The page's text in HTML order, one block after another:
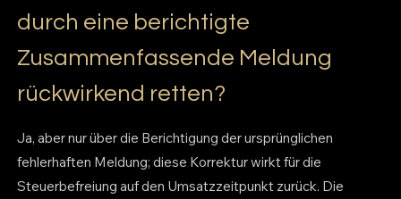
durch eine berichtigte
Zusammenfassende Meldung
rückwirkend retten?
Ja, aber nur über die Berichtigung der ursprünglichen
fehlerhaften Meldung; diese Korrektur wirkt für die
Steuerbefreiung auf den Umsatzzeitpunkt zurück. Die